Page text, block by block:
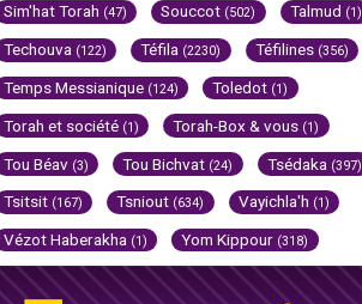
Sim'hat Torah (47) Souccot (502) Talmud (1)
Techouva (122) Téfila (2230) Téfilines (356)
Temps Messianique (124) Toledot (1)
Torah et société (1) Torah-Box & vous (1)
Tou Béav (3) Tou Bichvat (24) Tsédaka (397)
Tsitsit (167) Tsniout (634) Vayichla'h (1)
Vézot Haberakha (1) Yom Kippour (318)